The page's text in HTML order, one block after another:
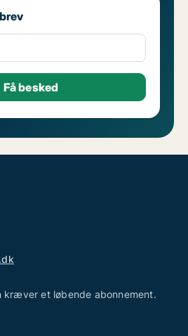
kræver et løbende abonnement.